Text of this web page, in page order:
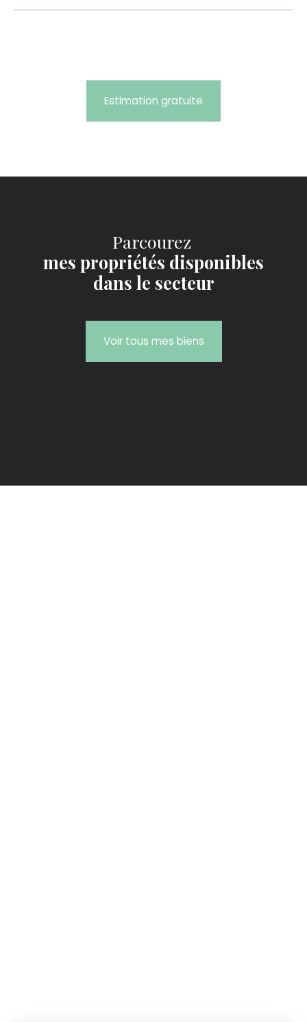
Estimation gratuite
Parcourez
mes propriétés disponibles
dans le secteur
Voir tous mes biens